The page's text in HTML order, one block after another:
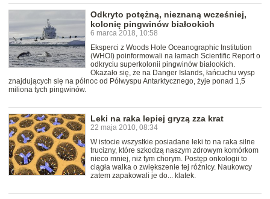
Odkryto potężną, nieznaną wcześniej,
kolonię pingwinów białookich
6 marca 2018, 10:58
Eksperci z Woods Hole Oceanographic Institution
(WHOI) poinformowali na łamach Scientific Report o
odkryciu superkolonii pingwinów białookich.
Okazało się, że na Danger Islands, łańcuchu wysp
znajdujących się na północ od Półwyspu Antarktycznego, żyje ponad 1,5
miliona tych pingwinów.
Leki na raka lepiej gryzą zza krat
22 maja 2010, 08:34
W istocie wszystkie posiadane leki to na raka silne
trucizny, które szkodzą naszym zdrowym komórkom
nieco mniej, niż tym chorym. Postęp onkologii to
ciągła walka o zwiększenie tej różnicy. Naukowcy
zatem zapakowali je do... klatek.